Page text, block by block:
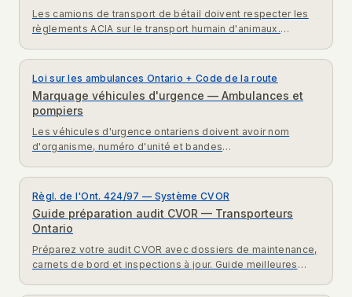
Les camions de transport de bétail doivent respecter les
règlements ACIA sur le transport humain d'animaux.
Loi sur les ambulances Ontario + Code de la route
Marquage véhicules d'urgence — Ambulances et
pompiers
Les véhicules d'urgence ontariens doivent avoir nom
d'organisme, numéro d'unité et bandes
Ontario.
Règl. de l'Ont. 424/97 — Système CVOR
Guide préparation audit CVOR — Transporteurs
Ontario
Préparez votre audit CVOR avec dossiers de maintenance,
carnets de bord et inspections à jour. Guide meilleures